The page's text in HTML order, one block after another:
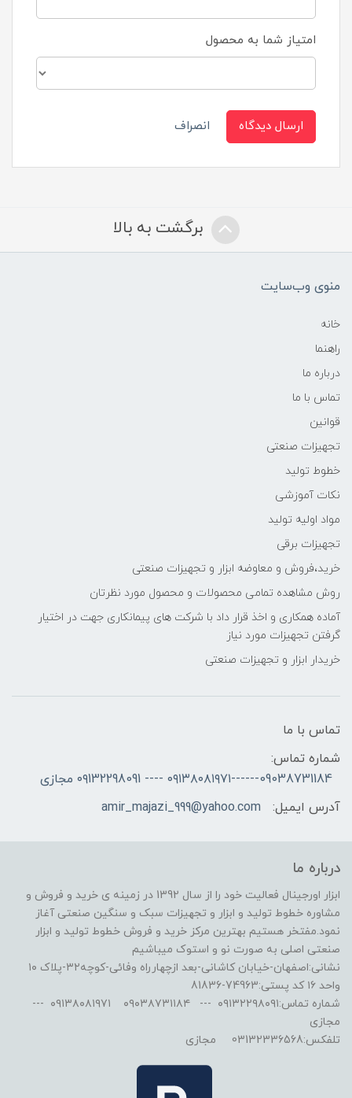
امتیاز شما به محصول
ارسال دیدگاه انصراف
برگشت به بالا
منوی وب‌سایت
خانه
راهنما
درباره ما
تماس با ما
قوانین
تجهیزات صنعتی
خطوط تولید
نکات آموزشی
مواد اولیه تولید
تجهیزات برقی
خرید،فروش و معاوضه ابزار و تجهیزات صنعتی
روش مشاهده تمامی محصولات و محصول مورد نظرتان
آماده همکاری و اخذ قرار داد با شرکت های پیمانکاری جهت در اختیار
گرفتن تجهیزات مورد نیاز
خریدار ابزار و تجهیزات صنعتی
تماس با ما
شماره تماس:
09038731184------۰۹۱۳۸۰۸۱۹۷۱ ---- ۰۹132298091 مجازی
آدرس ایمیل:
amir_majazi_999@yahoo.com
درباره ما
ابزار اورجینال فعالیت خود را از سال 1392 در زمینه ی خرید و فروش و
مشاوره خطوط تولید و ابزار و تجهیزات سبک و سنگین صنعتی آغاز
نمود.مفتخر هستیم بهترین مرکز خرید و فروش خطوط تولید و ابزار
صنعتی اصلی به صورت نو و استوک میباشیم
نشانی:اصفهان-خیابان کاشانی-بعد ازچهارراه وفائی-کوچه۳۲-پلاک ۱۰
واحد ۱۶ کد پستی:74963-81836
شماره تماس:۰۹۱۳۲۲۹۸۰۹۱ --- ۰۹۰۳۸۷۳۱۱۸۴ ۰۹۱۳۸۰۸۱۹۷۱ ---
مجازی
تلفکس:03132336568 مجازی